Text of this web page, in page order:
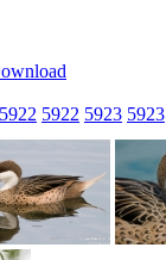
5922 5922 5923 5923